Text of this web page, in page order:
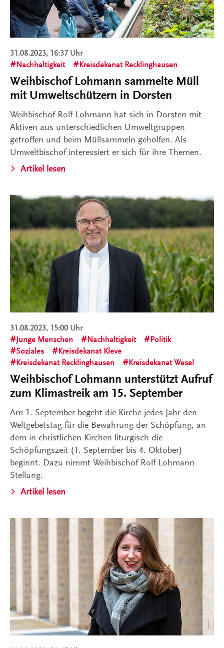
31.08.2023, 16:37 Uhr
Nachhaltigkeit
Kreisdekanat Recklinghausen
Weihbischof Lohmann sammelte Müll
mit Umweltschützern in Dorsten
Weihbischof Rolf Lohmann hat sich in Dorsten mit
Aktiven aus unterschiedlichen Umweltgruppen
getroffen und beim Müllsammeln geholfen. Als
Umweltbischof interessiert er sich für ihre Themen.
Artikel lesen
31.08.2023, 15:00 Uhr
Junge Menschen
Nachhaltigkeit
Politik
Soziales
Kreisdekanat Kleve
Kreisdekanat Recklinghausen
Kreisdekanat Wesel
Weihbischof Lohmann unterstützt Aufruf
zum Klimastreik am 15. September
Am 1. September begeht die Kirche jedes Jahr den
Weltgebetstag für die Bewahrung der Schöpfung, an
dem in christlichen Kirchen liturgisch die
Schöpfungszeit (1. September bis 4. Oktober)
beginnt. Dazu nimmt Weihbischof Rolf Lohmann
Stellung.
Artikel lesen